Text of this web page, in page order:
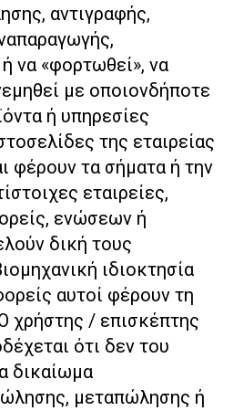
αντιγραφής,
να «φορτωθεί», να
με οποιονδήποτε
ή υπηρεσίες
της εταιρείας
φέρουν τα σήματα ή την
εταιρείες,
ενώσεων ή
δική τους
ιδιοκτησία
αυτοί φέρουν τη
χρήστης / επισκέπτης
ότι δεν του
δικαίωμα
μεταπώλησης ή